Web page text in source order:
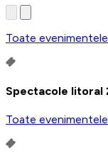
Toate evenimentele
Spectacole litoral
Toate evenimentele